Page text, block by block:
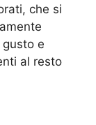
che si
e
al resto